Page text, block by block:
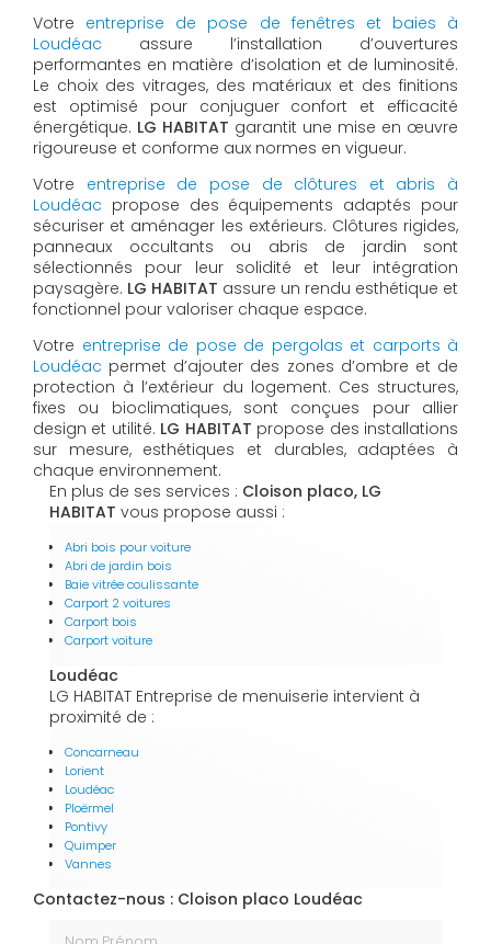
Votre entreprise de pose de fenêtres et baies à
Loudéac assure l’installation d’ouvertures
performantes en matière d’isolation et de luminosité.
Le choix des vitrages, des matériaux et des finitions
est optimisé pour conjuguer confort et efficacité
énergétique. LG HABITAT garantit une mise en œuvre
rigoureuse et conforme aux normes en vigueur.
Votre entreprise de pose de clôtures et abris à
Loudéac propose des équipements adaptés pour
sécuriser et aménager les extérieurs. Clôtures rigides,
panneaux occultants ou abris de jardin sont
sélectionnés pour leur solidité et leur intégration
paysagère. LG HABITAT assure un rendu esthétique et
fonctionnel pour valoriser chaque espace.
Votre entreprise de pose de pergolas et carports à
Loudéac permet d’ajouter des zones d’ombre et de
protection à l’extérieur du logement. Ces structures,
fixes ou bioclimatiques, sont conçues pour allier
design et utilité. LG HABITAT propose des installations
sur mesure, esthétiques et durables, adaptées à
chaque environnement.
En plus de ses services : Cloison placo, LG
HABITAT vous propose aussi :
Abri bois pour voiture
Abri de jardin bois
Baie vitrée coulissante
Carport 2 voitures
Carport bois
Carport voiture
Loudéac
LG HABITAT Entreprise de menuiserie intervient à
proximité de :
Concarneau
Lorient
Loudéac
Ploërmel
Pontivy
Quimper
Vannes
Contactez-nous : Cloison placo Loudéac